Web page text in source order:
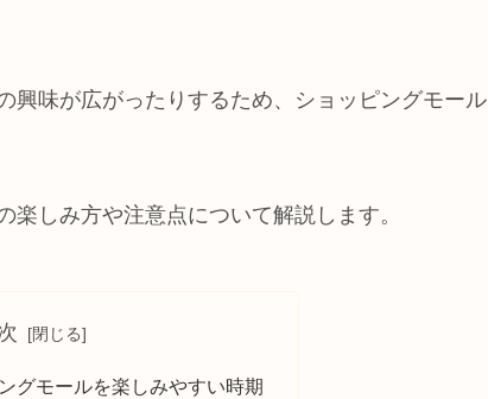
興味が広がったりするため、ショッピングモール
しみ方や注意点について解説します。
グモールを楽しみやすい時期